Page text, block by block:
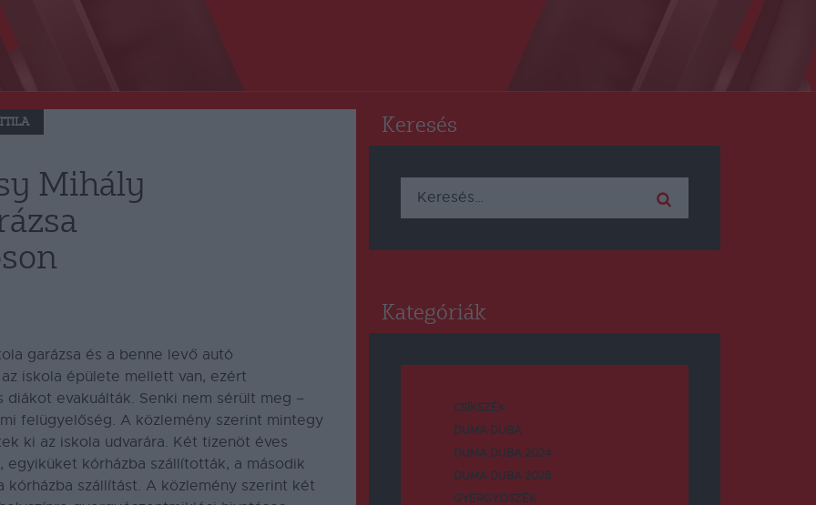
Mihály
garázsa és a benne levő autó
iskola épülete mellett van, ezért
evakuálták. Senki nem sérült meg –
felügyelőség. A közlemény szerint mintegy
ki az iskola udvarára. Két tizenöt éves
kórházba szállították, a második
szállítást. A közlemény szerint két
Keresés
Keresés:
Kategóriák
CSÍKSZÉK
DUMA DUBA
DUMA DUBA 2024
DUMA DUBA 2026
GYERGYÓSZÉK